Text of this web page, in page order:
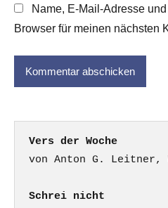
Name, E-Mail-Adresse
Browser für meinen nächsten
Vers der Woche
Schrei nicht